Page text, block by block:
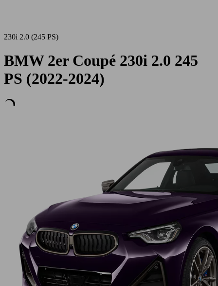
230i 2.0 (245 PS)
BMW 2er Coupé 230i 2.0 245
PS (2022-2024)